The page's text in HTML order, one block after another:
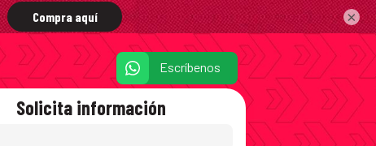
Solicita información
Escríbenos
×